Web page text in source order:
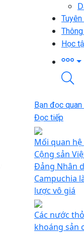
Tuyên
Học
Bạn đọc quan
Đọc tiếp
Mối quan
Cộng sản
Đảng Nhân
Campuchia
lược vô giá
Các nước
khoáng sản